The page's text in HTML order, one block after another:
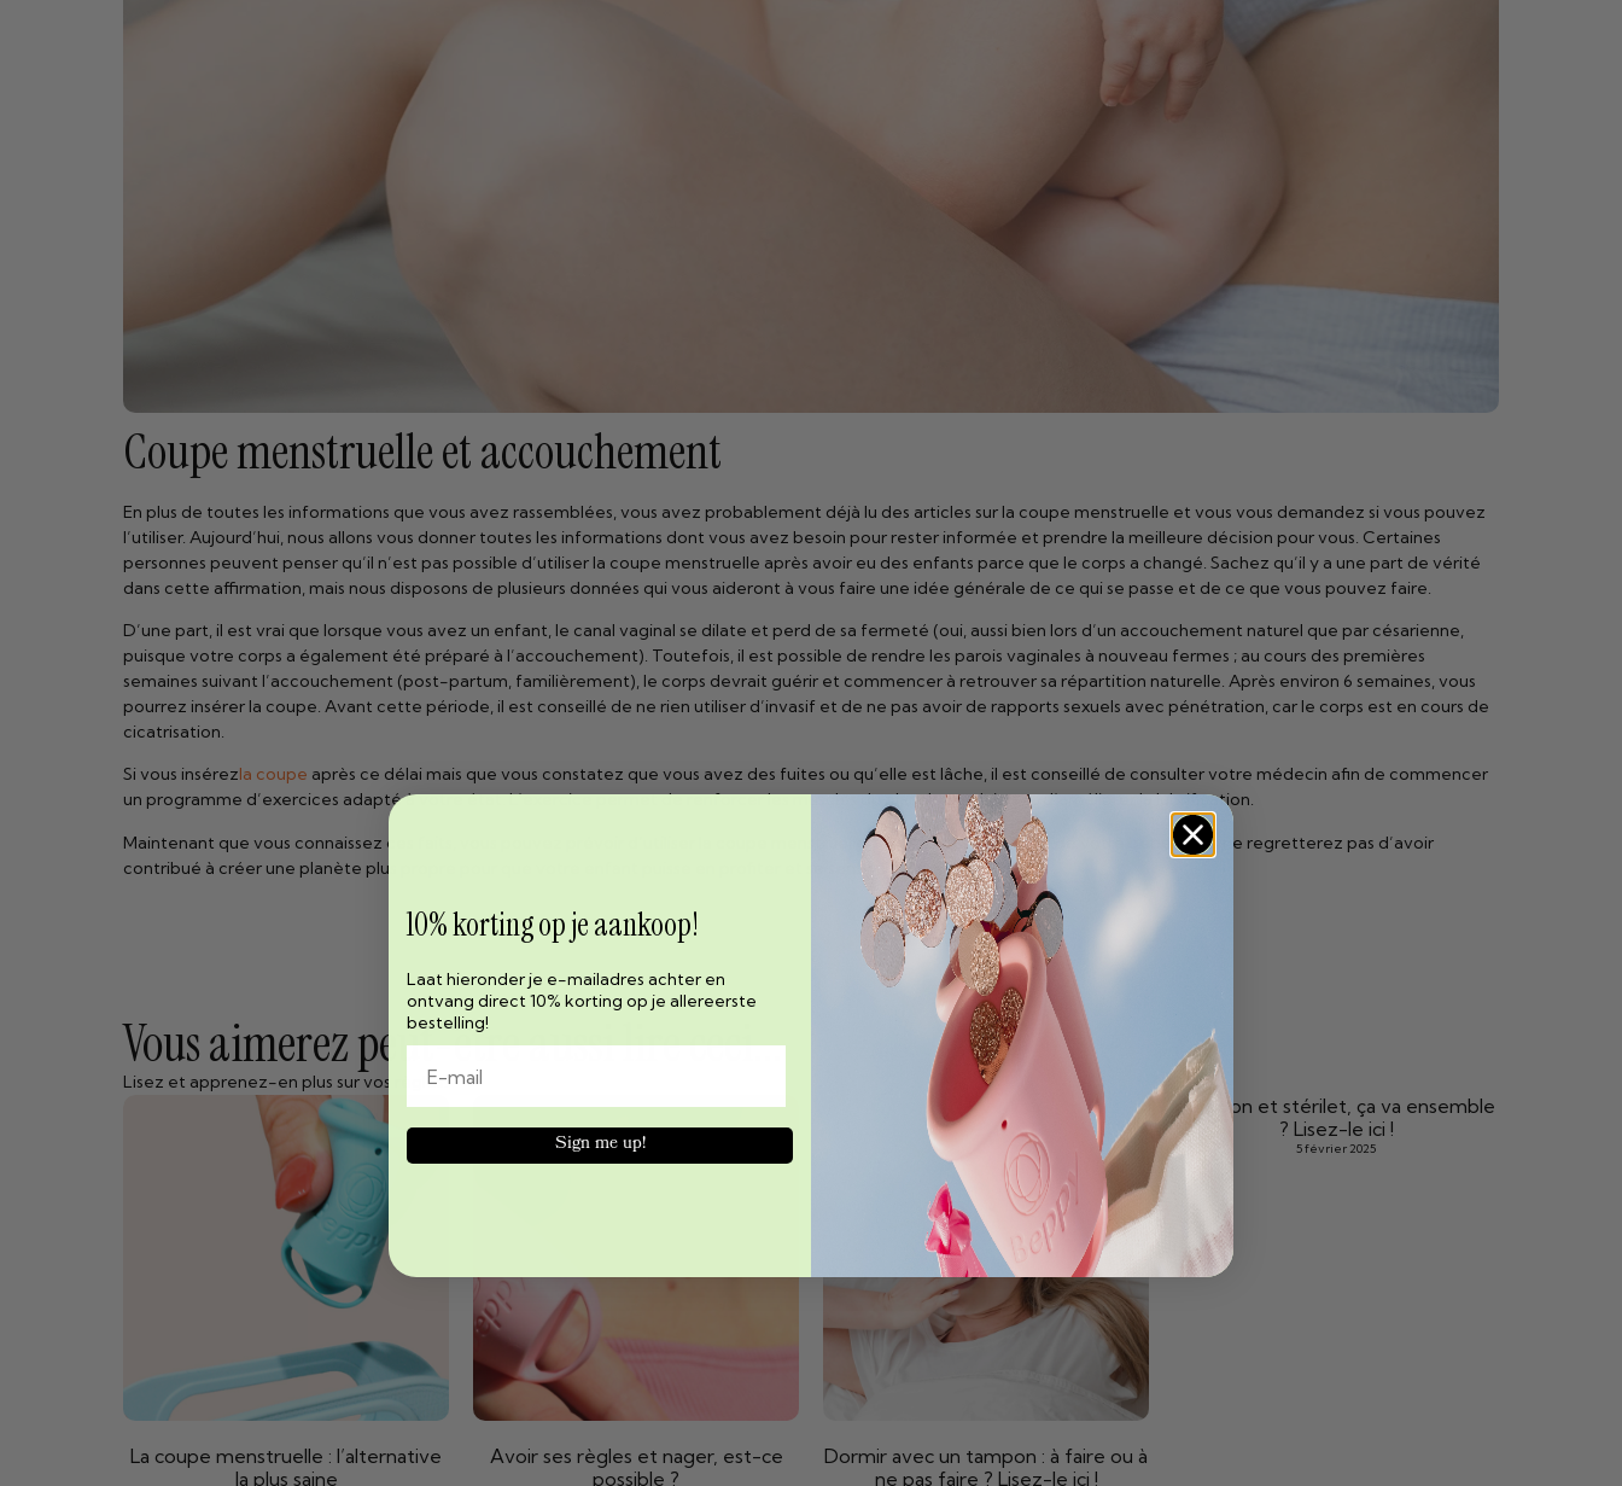
Coupe menstruelle et accouchement
En plus de toutes les informations que vous avez rassemblées, vous avez probablement déjà lu des articles sur la coupe menstruelle et vous vous demandez si vous pouvez
l’utiliser. Aujourd’hui, nous allons vous donner toutes les informations dont vous avez besoin pour rester informée et prendre la meilleure décision pour vous. Certaines
personnes peuvent penser qu’il n’est pas possible d’utiliser la coupe menstruelle après avoir eu des enfants parce que le corps a changé. Sachez qu’il y a une part de vérité
dans cette affirmation, mais nous disposons de plusieurs données qui vous aideront à vous faire une idée générale de ce qui se passe et de ce que vous pouvez faire.
D’une part, il est vrai que lorsque vous avez un enfant, le canal vaginal se dilate et perd de sa fermeté (oui, aussi bien lors d’un accouchement naturel que par césarienne,
puisque votre corps a également été préparé à l’accouchement). Toutefois, il est possible de rendre les parois vaginales à nouveau fermes ; au cours des premières
semaines suivant l’accouchement (post-partum, familièrement), le corps devrait guérir et commencer à retrouver sa répartition naturelle. Après environ 6 semaines, vous
pourrez insérer la coupe. Avant cette période, il est conseillé de ne rien utiliser d’invasif et de ne pas avoir de rapports sexuels avec pénétration, car le corps est en cours de
cicatrisation.
Si vous insérezla coupe après ce délai mais que vous constatez que vous avez des fuites ou qu’elle est lâche, il est conseillé de consulter votre médecin afin de commencer
un programme d’exercices adapté à votre état. L’exercice permet de renforcer les muscles du plancher pelvien et d’améliorer la lubrification.
Maintenant que vous connaissez ces faits, vous pouvez prévoir d’utiliser la coupe menstruelle tout en vous occupant de votre bébé. Vous ne regretterez pas d’avoir
contribué à créer une planète plus propre pour que votre enfant puisse en profiter et se sentir à l’aise.
Vous aimerez peut-être aussi lire ceci...
Lisez et apprenez-en plus sur vos règles.
La coupe menstruelle : l’alternative
la plus saine
Avoir ses règles et nager, est-ce
possible ?
Dormir avec un tampon : à faire ou à
ne pas faire ? Lisez-le ici !
Tampon et stérilet, ça va ensemble
? Lisez-le ici !
5 février 2025
10% korting op je aankoop!
Laat hieronder je e-mailadres achter en
ontvang direct 10% korting op je allereerste
bestelling!
Sign me up!